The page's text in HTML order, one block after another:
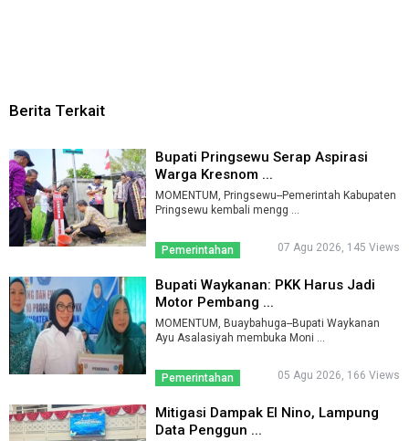
Berita Terkait
Bupati Pringsewu Serap Aspirasi
Warga Kresnom ...
MOMENTUM, Pringsewu--Pemerintah Kabupaten
Pringsewu kembali mengg ...
Pemerintahan 07 Agu 2026, 145 Views
Bupati Waykanan: PKK Harus Jadi
Motor Pembang ...
MOMENTUM, Buaybahuga--Bupati Waykanan
Ayu Asalasiyah membuka Moni ...
Pemerintahan 05 Agu 2026, 166 Views
Mitigasi Dampak El Nino, Lampung
Data Penggun ...